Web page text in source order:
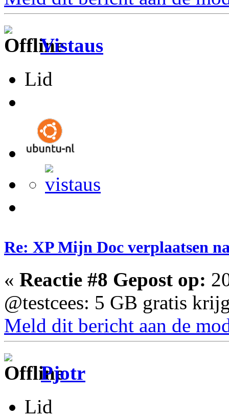
Vistaus
Lid
Re: XP Mijn Doc verplaatsen
« Reactie #8 Gepost op:
@testcees: 5 GB gratis
Meld dit bericht aan de
Pjotr
Lid